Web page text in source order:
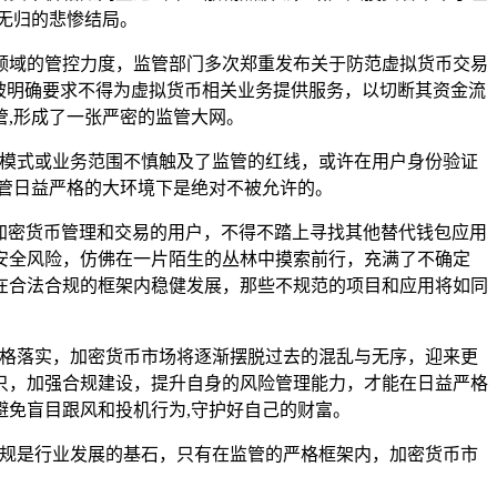
的悲惨结局。
的管控力度，监管部门多次郑重发布关于防范虚拟货币交易
确要求不得为虚拟货币相关业务提供服务，以切断其资金流
成了一张严密的监管大网。
式或业务范围不慎触及了监管的红线，或许在用户身份验证
益严格的大环境下是绝对不被允许的。
货币管理和交易的用户，不得不踏上寻找其他替代钱包应用
风险，仿佛在一片陌生的丛林中摸索前行，充满了不确定
法合规的框架内稳健发展，那些不规范的项目和应用将如同
落实，加密货币市场将逐渐摆脱过去的混乱与无序，迎来更
加强合规建设，提升自身的风险管理能力，才能在日益严格
盲目跟风和投机行为,守护好自己的财富。
是行业发展的基石，只有在监管的严格框架内，加密货币市